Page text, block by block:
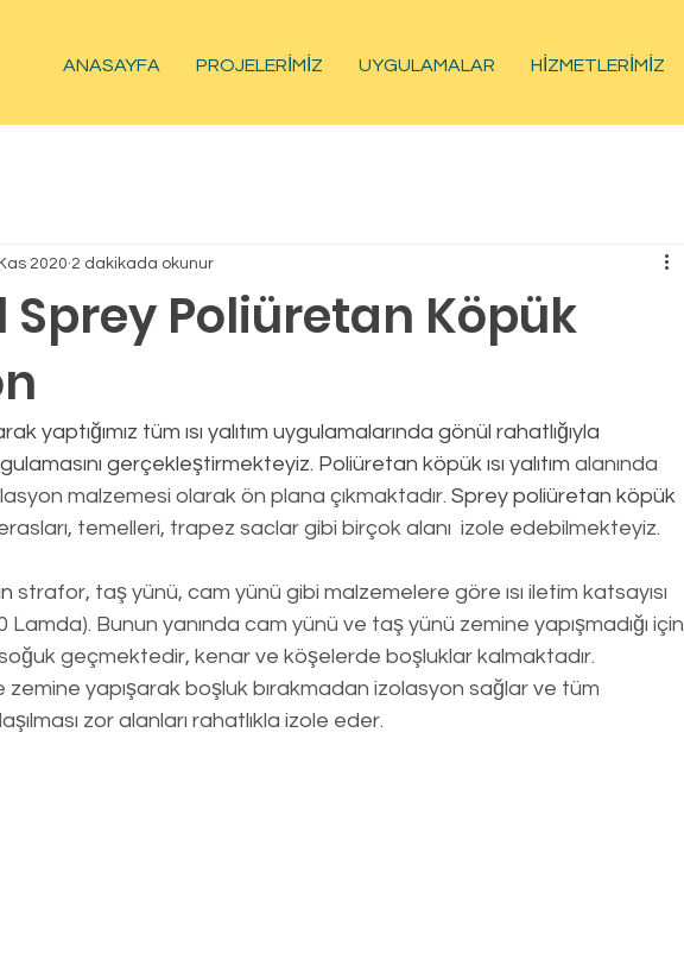
ANASAYFA PROJELERİMİZ UYGULAMALAR HİZMETLERİMİZ
Poliüretan Köpük
2020 2 dakikada okunur
gerçekleştirmekteyiz. Poliüretan köpük ısı yalıtım alanında
malzemesi olarak ön plana çıkmaktadır. Sprey poliüretan köpük
temelleri, trapez saclar gibi birçok alanı  izole edebilmekteyiz.
strafor, taş yünü, cam yünü gibi malzemelere göre ısı iletim katsayısı
Bunun yanında cam yünü ve taş yünü zemine yapışmadığı için
geçmektedir, kenar ve köşelerde boşluklar kalmaktadır.
yapışarak boşluk bırakmadan izolasyon sağlar ve tüm
zor alanları rahatlıkla izole eder.